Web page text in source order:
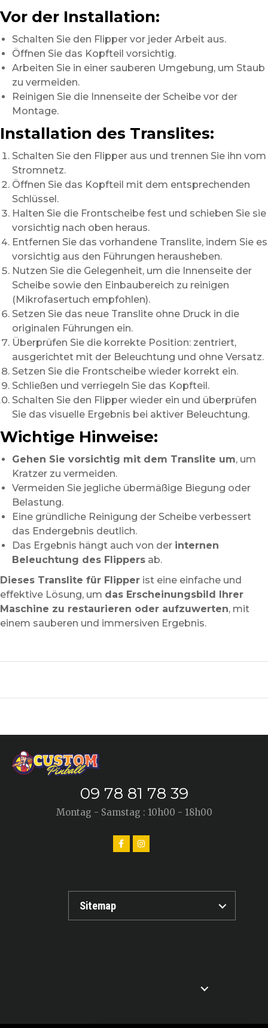
Vor der Installation:
Schalten Sie den Flipper vor jeder Arbeit aus.
Öffnen Sie das Kopfteil vorsichtig.
Arbeiten Sie in einer sauberen Umgebung, um Staub
zu vermeiden.
Reinigen Sie die Innenseite der Scheibe vor der
Montage.
Installation des Translites:
Schalten Sie den Flipper aus und trennen Sie ihn vom
Stromnetz.
Öffnen Sie das Kopfteil mit dem entsprechenden
Schlüssel.
Halten Sie die Frontscheibe fest und schieben Sie sie
vorsichtig nach oben heraus.
Entfernen Sie das vorhandene Translite, indem Sie es
vorsichtig aus den Führungen herausheben.
Nutzen Sie die Gelegenheit, um die Innenseite der
Scheibe sowie den Einbaubereich zu reinigen
(Mikrofasertuch empfohlen).
Setzen Sie das neue Translite ohne Druck in die
originalen Führungen ein.
Überprüfen Sie die korrekte Position: zentriert,
ausgerichtet mit der Beleuchtung und ohne Versatz.
Setzen Sie die Frontscheibe wieder korrekt ein.
Schließen und verriegeln Sie das Kopfteil.
Schalten Sie den Flipper wieder ein und überprüfen
Sie das visuelle Ergebnis bei aktiver Beleuchtung.
Wichtige Hinweise:
Gehen Sie vorsichtig mit dem Translite um, um
Kratzer zu vermeiden.
Vermeiden Sie jegliche übermäßige Biegung oder
Belastung.
Eine gründliche Reinigung der Scheibe verbessert
das Endergebnis deutlich.
Das Ergebnis hängt auch von der internen
Beleuchtung des Flippers ab.
Dieses Translite für Flipper ist eine einfache und
effektive Lösung, um das Erscheinungsbild Ihrer
Maschine zu restaurieren oder aufzuwerten, mit
einem sauberen und immersiven Ergebnis.
09 78 81 78 39
Montag - Samstag : 10h00 - 18h00
Sitemap